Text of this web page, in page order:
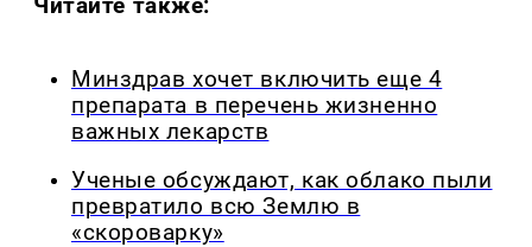
Минздрав хочет включить еще 4
препарата в перечень жизненно
важных лекарств
Ученые обсуждают, как облако пыли
превратило всю Землю в
«скороварку»